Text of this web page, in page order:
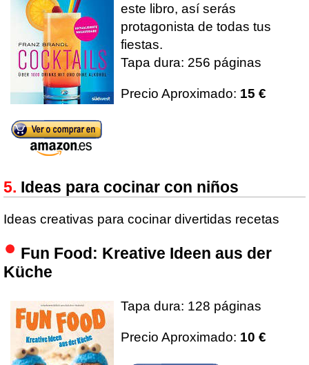
este libro, así serás
protagonista de todas tus
fiestas.
Tapa dura: 256 páginas
Precio Aproximado: 15 €
Ideas para cocinar con niños
Ideas creativas para cocinar divertidas recetas
Fun Food: Kreative Ideen aus der
Küche
Tapa dura: 128 páginas
Precio Aproximado: 10 €